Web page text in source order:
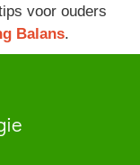
voor ouders
Balans.